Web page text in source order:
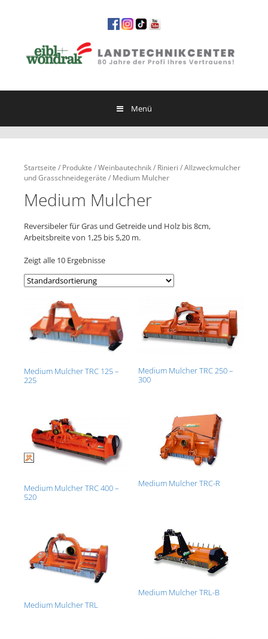
Menü
Startseite / Produkte /Weinbautechnik/ Rinieri /Allzweckmulcher
und Grasschneidegeräte / Medium Mulcher
Medium Mulcher
Reversibeler für Gras und Getreide und Holz bis 8cm,
Arbeitsbreite von 1,25 bis 5,20 m.
Zeigt alle 10 Ergebnisse
Medium Mulcher TRC 125 –
225
Medium Mulcher TRC 250 –
300
Medium Mulcher TRC 400 –
520
Medium Mulcher TRC-R
Medium Mulcher TRL
Medium Mulcher TRL-B